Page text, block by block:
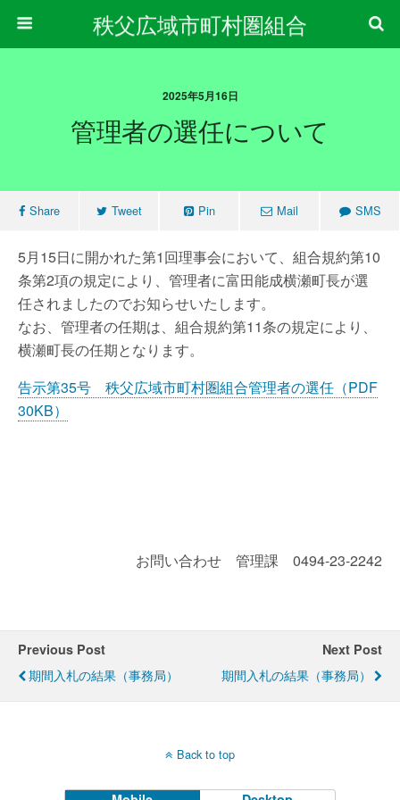
秩父広域市町村圏組合
2025年5月16日
管理者の選任について
Share Tweet Pin Mail SMS
5月15日に開かれた第1回理事会において、組合規約第10
条第2項の規定により、管理者に富田能成横瀬町長が選
任されましたのでお知らせいたします。
なお、管理者の任期は、組合規約第11条の規定により、
横瀬町長の任期となります。
告示第35号 秩父広域市町村圏組合管理者の選任（PDF
30KB）
お問い合わせ 管理課 0494-23-2242
Previous Post
期間入札の結果（事務局）
Next Post
期間入札の結果（事務局）
Back to top